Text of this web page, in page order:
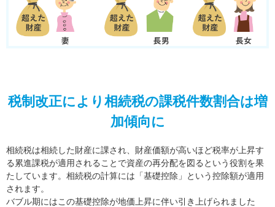
税制改正により相続税の課税件数割合は増
加傾向に
相続税は相続した財産に課され、財産価額が高いほど税率が上昇す
る累進課税が適用されることで資産の再分配を図るという役割を果
たしています。相続税の計算には「基礎控除」という控除額が適用
されます。
バブル期にはこの基礎控除が地価上昇に伴い引き上げられました